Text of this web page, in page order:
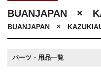
BUANJAPAN ×
BUANJAPAN ×
パーツ・用品一覧